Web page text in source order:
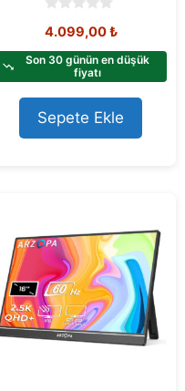
o
t
f
5
4.099,00₺
Son 30 günün en düşük
fiyatı
Sepete Ekle